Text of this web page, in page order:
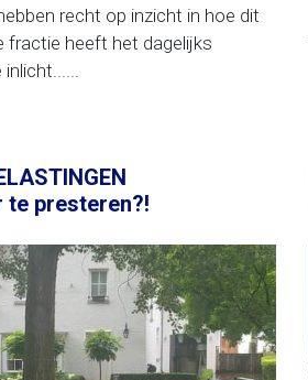
recht op inzicht in hoe dit
fractie heeft het dagelijks
te presteren?!